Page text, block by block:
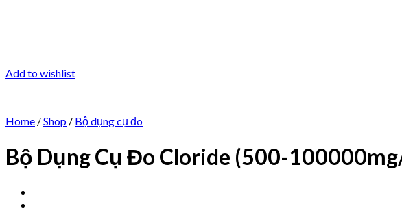
Add to wishlist
Home /Shop / Bộ dụng cụ đo
Bộ Dụng Cụ Đo Cloride (500-